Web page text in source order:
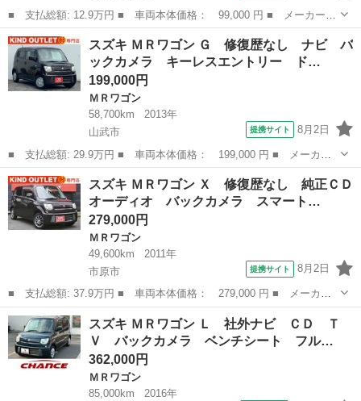
■ 支払総額: 12.9万円 ■ 車両本体価格： 99,000 円 ■ メーカー
名： スズキ ■ 車種名： ＭＲワゴン ■ グレード名： スポー
ツ 保証付き ターボ キーレス パワーステアリング ベンチシー
ト エアコン Ａ...
群馬 安中市 ＭＲワゴン
スズキ ＭＲワゴン Ｇ 修復歴なし ナビ バ
ックカメラ キーレスエントリー ド…
199,000円
ＭＲワゴン
58,700km
2013年
山武市
提携サイト 8月2日
■ 支払総額: 29.9万円 ■ 車両本体価格： 199,000 円 ■ メーカー
名： スズキ ■ 車種名： ＭＲワゴン ■ グレード名： Ｇ 修復
歴なし ナビ バックカメラ キーレスエントリー ドアバイザー
プライバシー...
千葉 山武市 ＭＲワゴン
スズキ ＭＲワゴン Ｘ 修復歴なし 純正ＣＤ
オーディオ バックカメラ スマート…
279,000円
ＭＲワゴン
49,600km
2011年
市原市
提携サイト 8月2日
■ 支払総額: 37.9万円 ■ 車両本体価格： 279,000 円 ■ メーカー
名： スズキ ■ 車種名： ＭＲワゴン ■ グレード名： Ｘ 修復
歴なし 純正ＣＤオーディオ バックカメラ スマートキー プッシ
ュスタート ...
千葉 市原市 ＭＲワゴン
スズキ ＭＲワゴン Ｌ 社外ナビ ＣＤ Ｔ
Ｖ バックカメラ ベンチシート フル…
362,000円
ＭＲワゴン
85,000km
2016年